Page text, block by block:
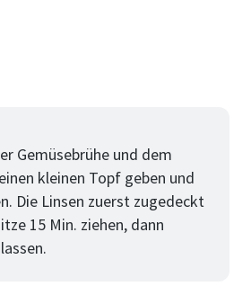
Gemüsebrühe und dem
kleinen Topf geben und
Die Linsen zuerst zugedeckt
15 Min. ziehen, dann